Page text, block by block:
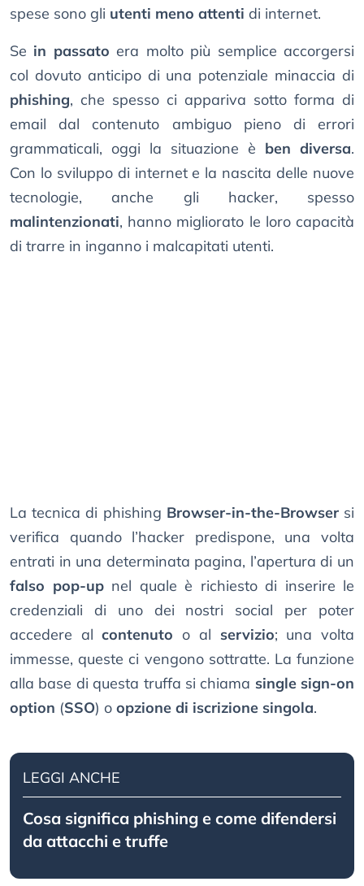
spese sono gli utenti meno attenti di internet.
Se in passato era molto più semplice accorgersi
col dovuto anticipo di una potenziale minaccia di
phishing, che spesso ci appariva sotto forma di
email dal contenuto ambiguo pieno di errori
grammaticali, oggi la situazione è ben diversa.
Con lo sviluppo di internet e la nascita delle nuove
tecnologie, anche gli hacker, spesso
malintenzionati, hanno migliorato le loro capacità
di trarre in inganno i malcapitati utenti.
La tecnica di phishing Browser-in-the-Browsersi
verifica quando l’hacker predispone, una volta
entrati in una determinata pagina, l’apertura di un
falso pop-upnel quale è richiesto di inserire le
credenziali di uno dei nostri social per poter
accedere alcontenuto o al servizio; una volta
immesse, queste ci vengono sottratte. La funzione
alla base di questa truffa si chiama single sign-on
option (SSO) o opzione di iscrizione singola.
LEGGI ANCHE
Cosa significa phishing e come difendersi
da attacchi e truffe